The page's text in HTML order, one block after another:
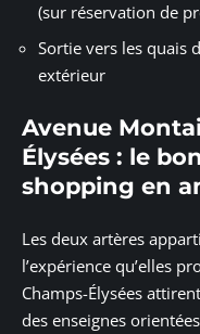
(sur réservation de
Sortie vers les quais
extérieur
Avenue
Élysées : le
shopping en
Les deux artères
l’expérience qu’elles
Champs-Élysées
des enseignes